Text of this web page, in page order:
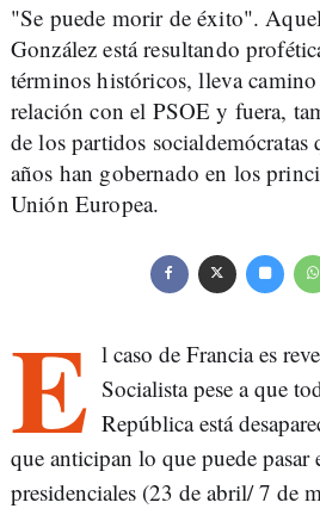
"Se puede morir de éxito".
González está resultando
términos históricos, lleva
relación con el PSOE y fuera,
de los partidos socialdemócratas
años han gobernado en los
Unión Europea.
E l caso de Francia es
Socialista pese a que
República está
que anticipan lo que puede pasar
presidenciales (23 de abril/ 7 de